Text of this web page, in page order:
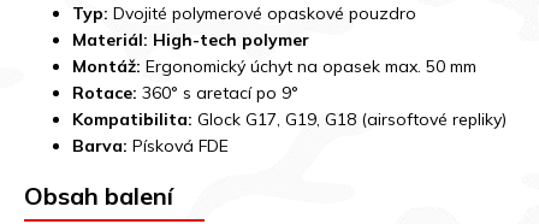
Typ: Dvojité polymerové opaskové pouzdro
Materiál: High-tech polymer
Montáž: Ergonomický úchyt na opasek max. 50 mm
Rotace: 360° s aretací po 9°
Kompatibilita: Glock G17, G19, G18 (airsoftové repliky)
Barva: Písková FDE
Obsah balení